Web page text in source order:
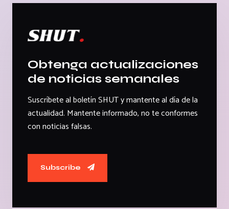
Obtenga actualizaciones
de noticias semanales
Suscríbete al boletín SHUT y mantente al día de la
actualidad. Mantente informado, no te conformes
con noticias falsas.
Subscribe